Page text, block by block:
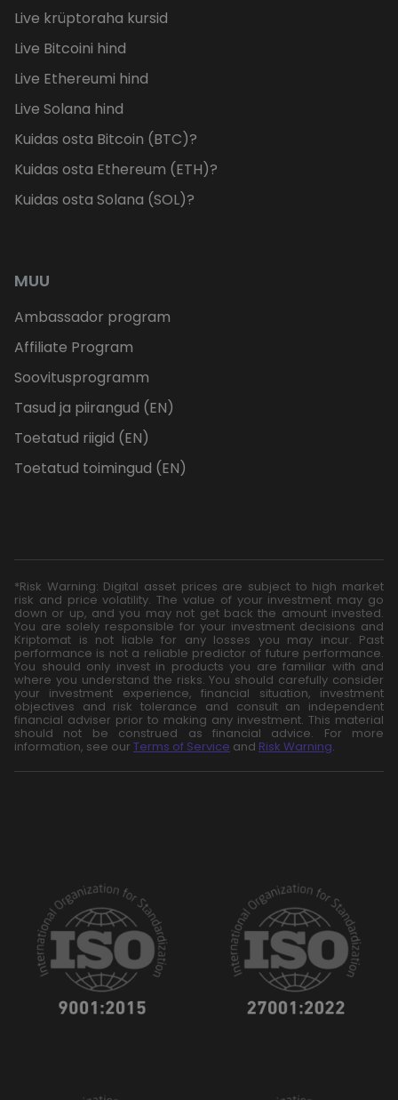
Live krüptoraha kursid
Live Bitcoini hind
Live Ethereumi hind
Live Solana hind
Kuidas osta Bitcoin (BTC)?
Kuidas osta Ethereum (ETH)?
Kuidas osta Solana (SOL)?
MUU
Ambassador program
Affiliate Program
Soovitusprogramm
Tasud ja piirangud (EN)
Toetatud riigid (EN)
Toetatud toimingud (EN)
*Risk Warning: Digital asset prices are subject to high market
risk and price volatility. The value of your investment may go
down or up, and you may not get back the amount invested.
You are solely responsible for your investment decisions and
Kriptomat is not liable for any losses you may incur. Past
performance is not a reliable predictor of future performance.
You should only invest in products you are familiar with and
where you understand the risks. You should carefully consider
your investment experience, financial situation, investment
objectives and risk tolerance and consult an independent
financial adviser prior to making any investment. This material
should not be construed as financial advice. For more
information, see our Terms of Service and Risk Warning.